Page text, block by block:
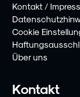
Kontakt /
Cookie
Über uns
Kontakt